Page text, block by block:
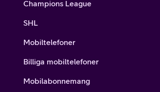
Champions League
SHL
Mobiltelefoner
Billiga mobiltelefoner
Mobilabonnemang